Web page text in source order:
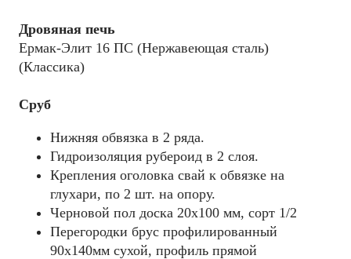
Дровяная печь
Ермак-Элит 16 ПС (Нержавеющая сталь)
(Классика)
Сруб
Нижняя обвязка в 2 ряда.
Гидроизоляция рубероид в 2 слоя.
Крепления оголовка свай к обвязке на
глухари, по 2 шт. на опору.
Черновой пол доска 20х100 мм, сорт 1/2
Перегородки брус профилированный
90х140мм сухой, профиль прямой